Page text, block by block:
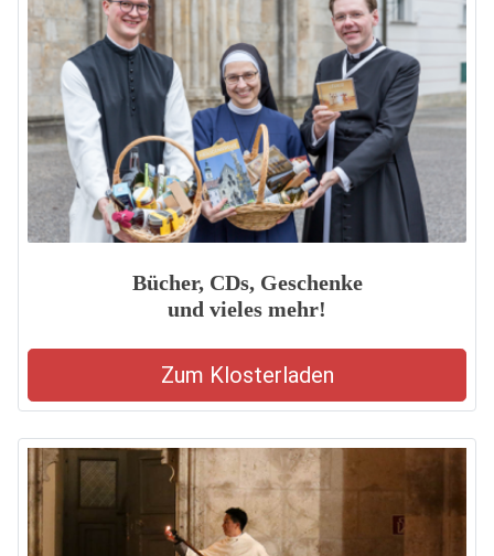
Bücher, CDs, Geschenke
und vieles mehr!
Zum Klosterladen